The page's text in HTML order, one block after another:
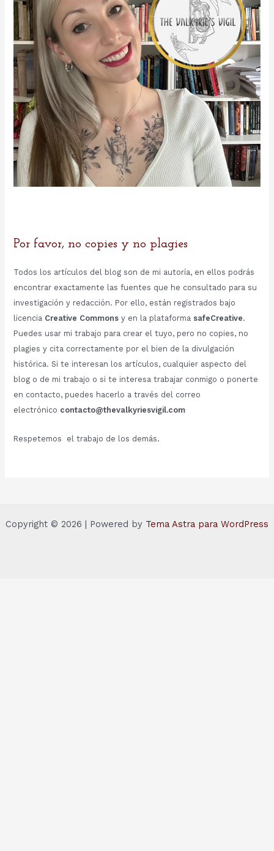
:
Por favor, no copies y no plagies
Todos los artículos del blog son de mi autoría, en ellos podrás
encontrar exactamente las fuentes que he consultado para su
investigación y redacción. Por ello, están registrados bajo
licencia Creative Commonsy en la plataforma safeCreative.
Puedes usar mi trabajo para crear el tuyo, pero no copies, no
plagies y cita correctamente por el bien de la divulgación
histórica. Si te interesan los artículos, cualquier aspecto del
blog o de mi trabajo o si te interesa trabajar conmigo o ponerte
en contacto, puedes hacerlo a través del correo
electrónico contacto@thevalkyriesvigil.com
Respetemos el trabajo de los demás.
Copyright © 2026 | Powered by Tema Astra para WordPress